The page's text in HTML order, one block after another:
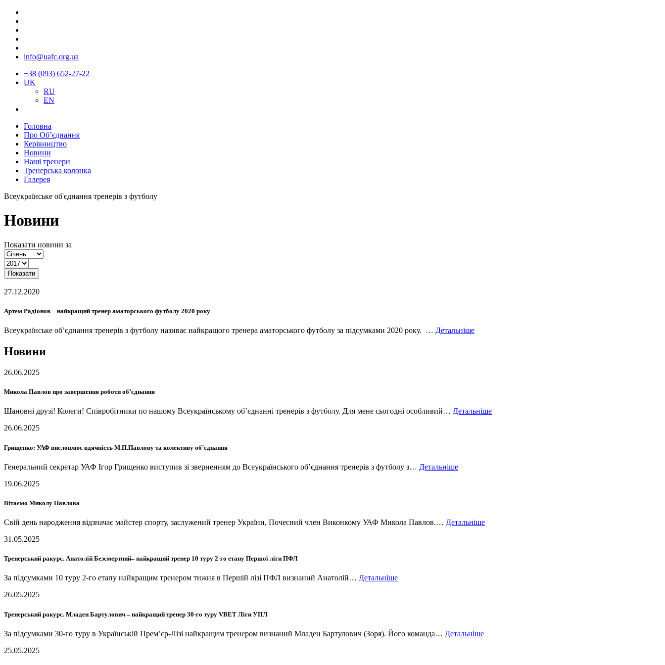
info@uafc.org.ua
+38 (093) 652-27-22
UK
RU
EN
Головна
Про Об’єднання
Керівництво
Новини
Наші тренери
Тренерська колонка
Галерея
Всеукраїнське об'єднання тренерів з футболу
Новини
Показати новини за
Показати
27.12.2020
Артем Радіонов – найкращий тренер аматорського футболу 2020 року
Всеукраїнське об’єднання тренерів з футболу називає найкращого тренера аматорського футболу за підсумками 2020 року. … Детальніше
Новини
26.06.2025
Микола Павлов про завершення роботи об’єднання
Шановні друзі! Колеги! Співробітники по нашому Всеукраїнському об’єднанні тренерів з футболу. Для мене сьогодні особливий… Детальніше
26.06.2025
Грищенко: УАФ висловлює вдячність М.П.Павлову та колективу об’єднання
Генеральний секретар УАФ Ігор Грищенко виступив зі зверненням до Всеукраїнського об’єднання тренерів з футболу з… Детальніше
19.06.2025
Вітаємо Миколу Павлова
Свій день народження відзначає майстер спорту, заслужений тренер України, Почесний член Виконкому УАФ Микола Павлов.… Детальніше
31.05.2025
Тренерський ракурс. Анатолій Безсмертний– найкращий тренер 10 туру 2-го етапу Першої ліги ПФЛ
За підсумками 10 туру 2-го етапу найкращим тренером тижня в Першій лізі ПФЛ визнаний Анатолій… Детальніше
26.05.2025
Тренерський ракурс. Младен Бартулович – найкращий тренер 30-го туру VBET Ліги УПЛ
За підсумками 30-го туру в Українській Прем’єр-Лізі найкращим тренером визнаний Младен Бартулович (Зоря). Його команда… Детальніше
25.05.2025